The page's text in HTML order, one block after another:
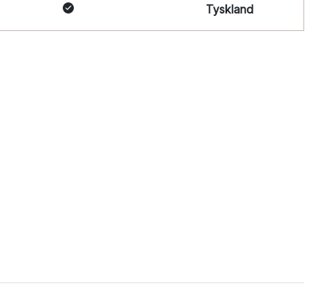
Tyskland